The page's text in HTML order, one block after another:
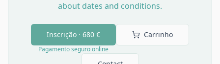
about dates and conditions.
Inscrição · 680 €
Pagamento seguro online
Carrinho